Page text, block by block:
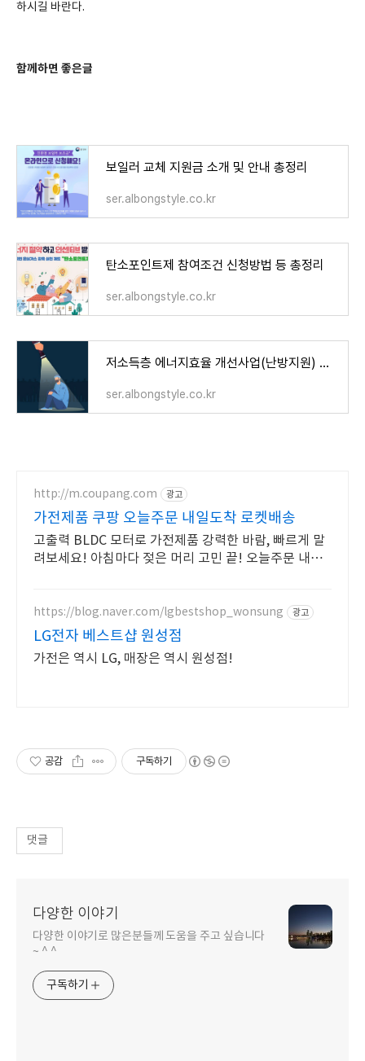
하시길 바란다.
함께하면 좋은글
보일러 교체 지원금 소개 및 안내 총정리
ser.albongstyle.co.kr
탄소포인트제 참여조건 신청방법 등 총정리
ser.albongstyle.co.kr
저소득층 에너지효율 개선사업(난방지원) 신청서 지원대상 총정리
ser.albongstyle.co.kr
http://m.coupang.com 광고
가전제품 쿠팡 오늘주문 내일도착 로켓배송
고출력 BLDC 모터로 가전제품 강력한 바람, 빠르게 말
려보세요! 아침마다 젖은 머리 고민 끝! 오늘주문 내일
https://blog.naver.com/lgbestshop_wonsung 광고
LG전자 베스트샵 원성점
가전은 역시 LG, 매장은 역시 원성점!
공감 구독하기
댓글
다양한 이야기
다양한 이야기로 많은분들께 도움을 주고 싶습니다
~ ^ ^
구독하기